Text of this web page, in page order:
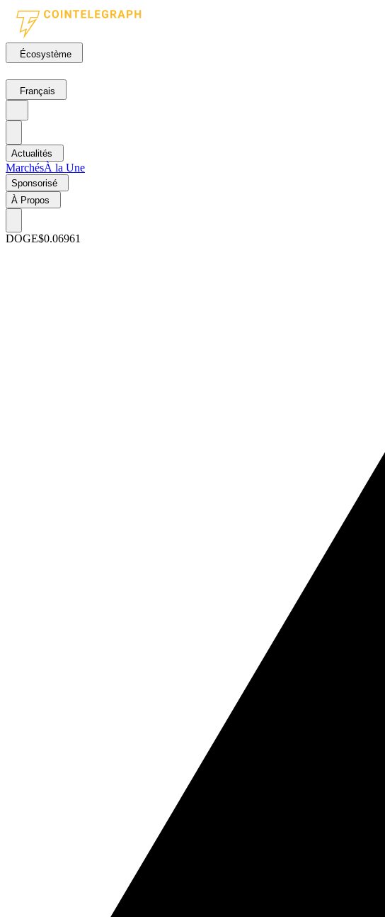
Écosystème
Français
Actualités
MarchésÀ la Une
Sponsorisé
À Propos
DOGE$0.06961